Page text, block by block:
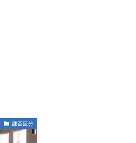
課否区分